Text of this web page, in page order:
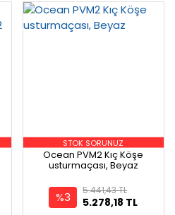
STOK SORUNUZ
Ocean PVM2 Kıç Köşe
usturmaçası, Beyaz
%3 5.278,18 TL
5.441,43 TL